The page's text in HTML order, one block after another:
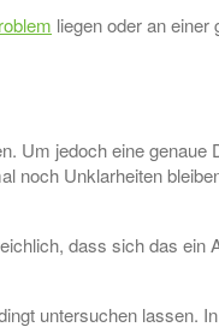
liegen oder an
Um jedoch eine
noch Unklarheiten
dass sich das ein
untersuchen lassen.